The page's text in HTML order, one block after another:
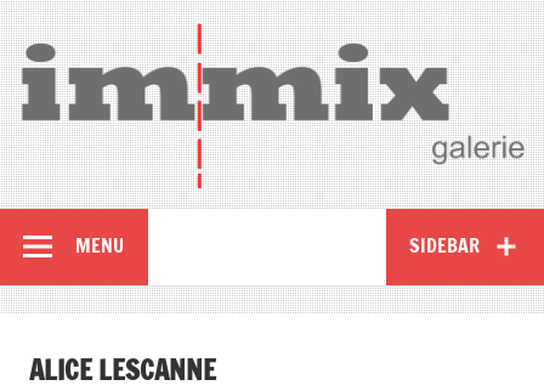
SIDEBAR
MENU
ALICE LESCANNE